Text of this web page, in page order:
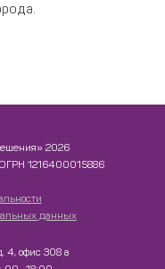
2026
1216400015886
данных
4, офис 308 а